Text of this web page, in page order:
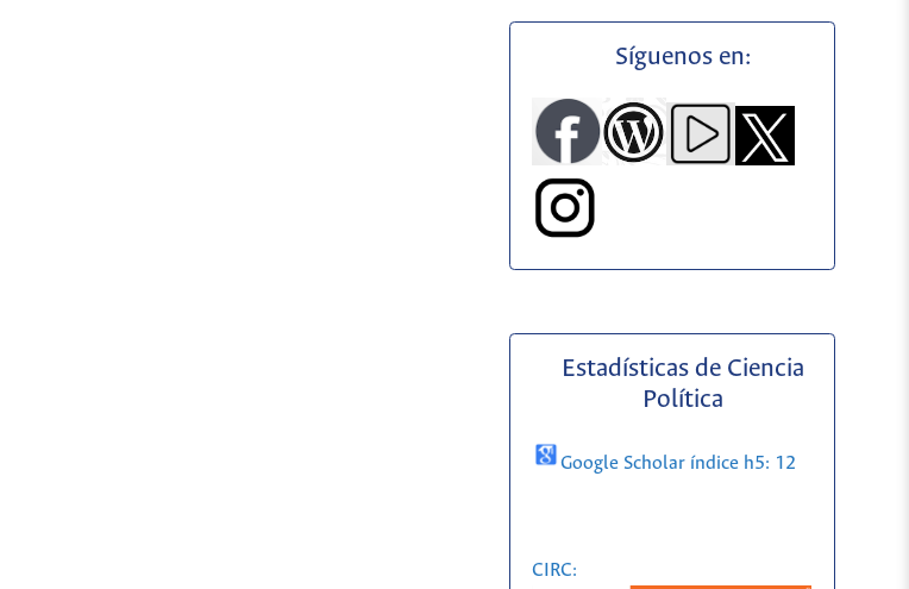
Síguenos en:
Estadísticas de Ciencia
Política
Google Scholar índice h5: 12
CIRC: